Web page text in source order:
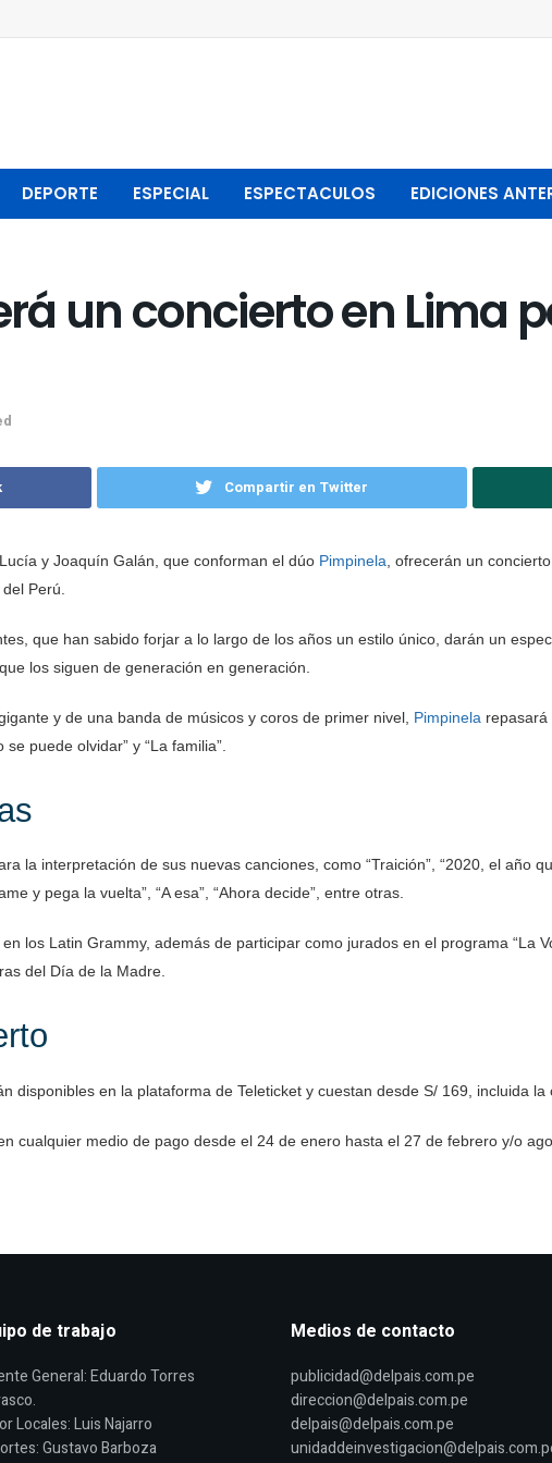
DEPORTE ESPECIAL ESPECTACULOS EDICIONES
un concierto en Lima
Compartir en Twitter
y Joaquín Galán, que conforman el dúo Pimpinela , ofrecerán un
Perú.
que han sabido forjar a lo largo de los años un estilo único, darán un
los siguen de generación en generación.
y de una banda de músicos y coros de primer nivel, Pimpinela
puede olvidar” y “La familia”.
la interpretación de sus nuevas canciones, como “Traición”, “2020, el año
y pega la vuelta”, “A esa”, “Ahora decide”, entre otras.
los Latin Grammy, además de participar como jurados en el programa “La
del Día de la Madre.
disponibles en la plataforma de Teleticket y cuestan desde S/ 169, incluida
cualquier medio de pago desde el 24 de enero hasta el 27 de febrero y/o
de trabajo
General: Eduardo Torres
Locales: Luis Najarro
Gustavo Barboza
Medios de contacto
publicidad@delpais.com.pe
direccion@delpais.com.pe
delpais@delpais.com.pe